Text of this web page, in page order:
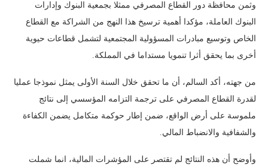
وثمن محافظة دور القطاع المصرفي ممثلا بجمعية البنوك وإدارات
البنوك العاملة، مؤكدا أهمية ترسيخ هذا النهج من الشراكة مع القطاع
الخاص وتوسيع مبادرات المسؤولية المجتمعية لتشمل قطاعات حيوية
أخرى بما يحقق أثرا تنمويا مستداما في المملكة.
من جهته، أكد السالم، أن ما تحقق خلال السنة الأولى يمثل نموذجا عمليا
لقدرة القطاع المصرفي على ترجمة التزامه المؤسسي إلى نتائج
ملموسة على أرض الواقع، ضمن إطار حوكمة متكامل يضمن الكفاءة
والشفافية والانضباط المالي.
وأوضح أن هذه النتائج لم تقتصر على المؤشرات المالية، انما شملت